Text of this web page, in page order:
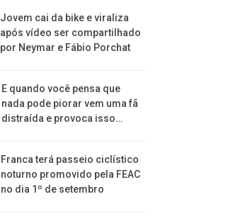
Jovem cai da bike e viraliza
após vídeo ser compartilhado
por Neymar e Fábio Porchat
E quando você pensa que
nada pode piorar vem uma fã
distraída e provoca isso…
Franca terá passeio ciclístico
noturno promovido pela FEAC
no dia 1º de setembro